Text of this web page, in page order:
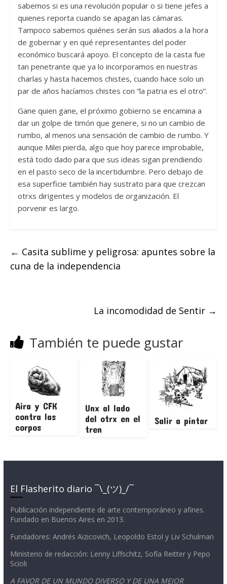
sabemos si es una revolución popular o si tiene jefes a
quienes reporta cuando se apagan las cámaras.
Tampoco sabemos quiénes serán sus aliados a la hora
de gobernar y en qué representantes del poder
económico buscará apoyo. El concepto de la casta fue
tan penetrante que ya lo incorporamos en nuestras
charlas y hasta hacemos chistes, cuando hace solo un
par de años hacíamos chistes con “la patria es el otro”.
Gane quien gane, el próximo gobierno se encamina a
dar un golpe de timón que genere, si no un cambio de
rumbo, al menos una sensación de cambio de rumbo. Y
aunque Milei pierda, algo que hoy parece improbable,
está todo dado para que sus ideas sigan prendiendo
en el pasto seco de la incertidumbre. Pero debajo de
esa superficie también hay sustrato para que crezcan
otrxs dirigentes y modelos de organización. El
porvenir es largo.
← Casita sublime y peligrosa: apuntes sobre la
cuna de la independencia
La incomodidad de Sentir →
También te puede gustar
Aira y CFK
contra las
corpos
Unx al lado
del otrx en el
tren
Salir a pintar
El Flasherito diario ¯\_(ツ)_/¯
Publicación independiente de arte contemporáneo y afines.
Fundado en Buenos Aires en 2013.
Fundadores: Andrés Aizicovich, Leopoldo Estol y Liv Schulman
Ministerio de redacción: Lenny Liffschitz, Sofía Reitter y Pepo
Scioli
A FAVOR DE UN MUNDO DIVERSO Y DE UNA MEJOR